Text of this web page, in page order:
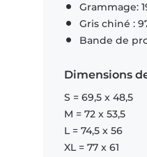
Grammage:
Gris chiné :
Bande de
Dimensions
S = 69,5 x 48,5
M = 72 x 53,5
L = 74,5 x 56
XL = 77 x 61